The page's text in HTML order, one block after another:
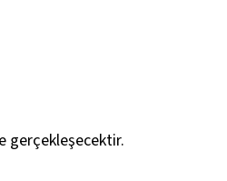
gerçekleşecektir.